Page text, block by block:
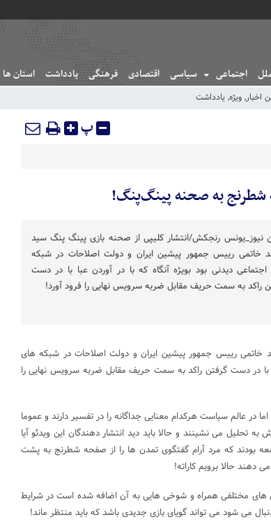
اجتماعی سیاسی اقتصادی فرهنگی یادداشت استان ها
اخبار, ویژه, یادداشت
پ
شطرنج به صحنه پینگ‌پنگ!
نیوز_یونس رنجکش/انتشار کلیپی از صحنه بازی پینگ پنگ سید
خاتمی رییس جمهور پیشین ایران و دولت اصلاحات در شبکه
دیدنی بود بویژه آنگاه که با در آوردن عبا با در دست
راکد به سمت حریف مقابل ضربه سرویس نهایی را فرود آورد!
خاتمی رییس جمهور پیشین ایران و دولت اصلاحات در شبکه های
با در دست گرفتن راکد به سمت حریف مقابل ضربه سرویس نهایی را
عالم سیاست هرکدام معنایی جداگانه را در تفسیر دارند و عموما
تحلیل می نشینند و حالا باید دید انتشار دهندگان این ویدئو آیا
بودند که مرد آرام گفتگوی تمدن ها را از صفحه شطرنج به پشت
دهند حالا برویم کاراته!
مختلفی همراه و شوخی هایی به آن اضافه شده است در شرایط
می شود می تواند گویای بازی جدیدی باشد که باید منتظر ماند!